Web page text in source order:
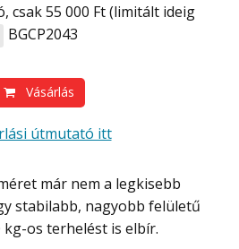
csak 55 000 Ft (limitált ideig
BGCP2043
Vásárlás
útmutató itt
stabilabb, nagyobb felületű
kg-os terhelést is elbír.